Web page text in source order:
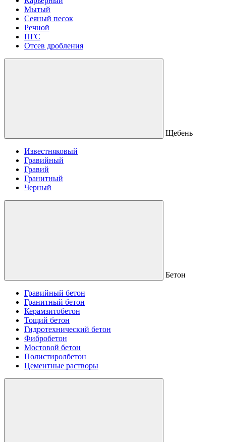
Мытый
Сеяный песок
Речной
ПГС
Отсев дробления
Щебень
Известняковый
Гравийный
Гравий
Гранитный
Черный
Бетон
Гравийный бетон
Гранитный бетон
Керамзитобетон
Тощий бетон
Гидротехнический бетон
Фибробетон
Мостовой бетон
Полистиролбетон
Цементные растворы